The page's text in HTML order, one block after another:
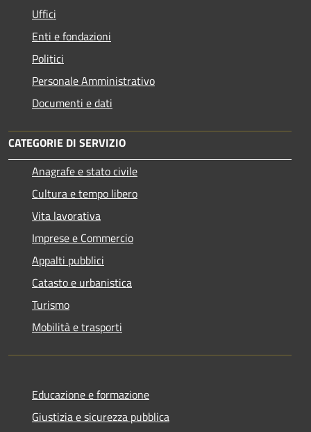
Uffici
Enti e fondazioni
Politici
Personale Amministrativo
Documenti e dati
CATEGORIE DI SERVIZIO
Anagrafe e stato civile
Cultura e tempo libero
Vita lavorativa
Imprese e Commercio
Appalti pubblici
Catasto e urbanistica
Turismo
Mobilità e trasporti
Educazione e formazione
Giustizia e sicurezza pubblica